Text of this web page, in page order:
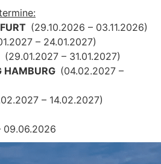
(29.10.2026 – 03.11.2026)
– 24.01.2027)
(29.01.2027 – 31.01.2027)
HAMBURG (04.02.2027 –
– 14.02.2027)
09.06.2026